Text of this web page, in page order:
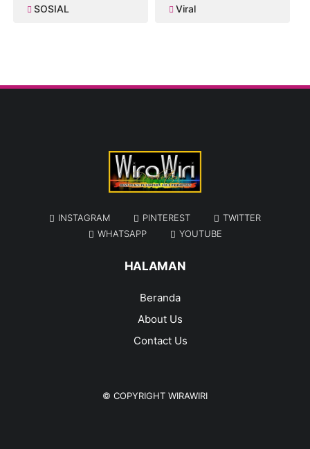
SOSIAL Viral
INSTAGRAM PINTEREST
TWITTER
WHATSAPP
YOUTUBE
HALAMAN
Beranda
About Us
Contact Us
© COPYRIGHT WIRAWIRI